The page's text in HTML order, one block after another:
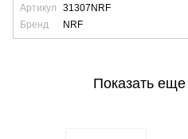
Артикул
31307NRF
Бренд
NRF
Показать